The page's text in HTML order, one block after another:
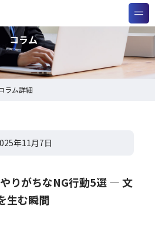
コラム
ラム詳細
年11月7日
りがちなNG行動5選 ― 文
生む瞬間